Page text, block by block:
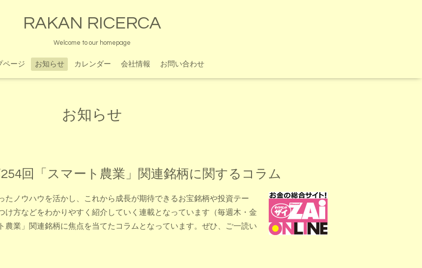
RAKAN RICERCA
Welcome to our homepage
ページ お知らせ カレンダー 会社情報 お問い合わせ
お知らせ
回「スマート農業」関連銘柄に関するコラム
たノウハウを活かし、これから成長が期待できるお宝銘柄や投資テー
け方などをわかりやすく紹介していく連載となっています（毎週木・金
農業」関連銘柄に焦点を当てたコラムとなっています。ぜひ、ご一読い